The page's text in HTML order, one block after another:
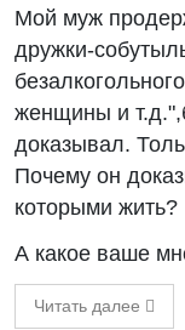
Мой муж
дружки-
женщины и
доказывал.
Почему он
которыми жить?
А какое ваше
Читать далее